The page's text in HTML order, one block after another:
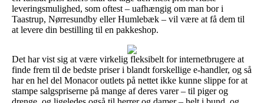
leveringsmulighed, som oftest – uafhængig om man bor i
Taastrup, Nørresundby eller Humlebæk – vil være at få dem til
at levere din bestilling til en pakkeshop.
Det har vist sig at være virkelig fleksibelt for internetbrugere at
finde frem til de bedste priser i blandt forskellige e-handler, og så
har en hel del Monacor outlets på nettet ikke kunne slippe for at
stampe salgspriserne på mange af deres varer – til piger og